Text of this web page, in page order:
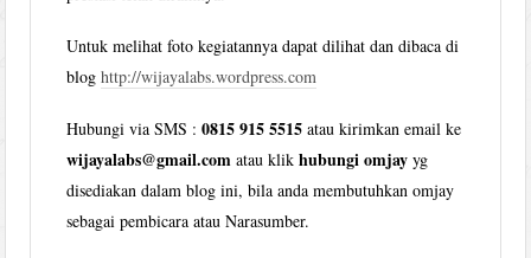
Untuk melihat foto kegiatannya dapat dilihat dan dibaca di
bloghttp://wijayalabs.wordpress.com
Hubungi via SMS :0815 915 5515 atau kirimkan email ke
wijayalabs@gmail.com atau klikhubungi omjay yg
disediakan dalam blog ini, bila anda membutuhkan omjay
sebagai pembicara atau Narasumber.